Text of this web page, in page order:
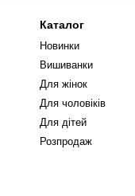
Каталог
Новинки
Вишиванки
Для жінок
Для чоловіків
Для дітей
Розпродаж